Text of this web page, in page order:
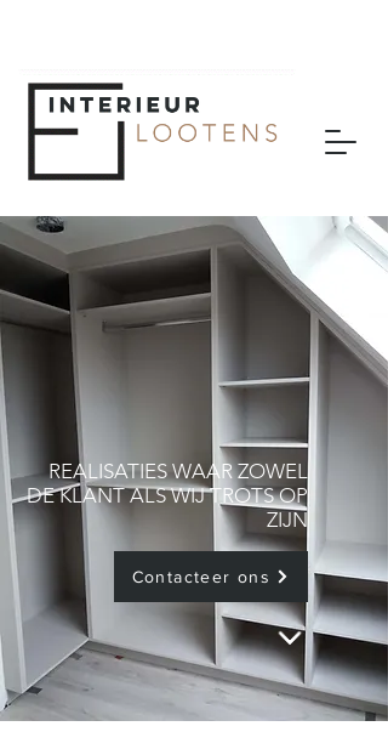
REALISATIES WAAR ZOWEL
DE KLANT ALS WIJ TROTS OP
ZIJN
Contacteer ons